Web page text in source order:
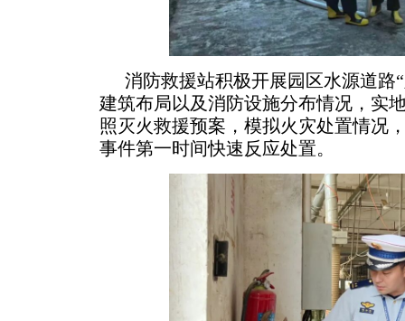
消防救援站积极开展园区水源道路
建筑布局以及消防设施分布情况，实
照灭火救援预案，模拟火灾处置情况
事件第一时间快速反应处置。